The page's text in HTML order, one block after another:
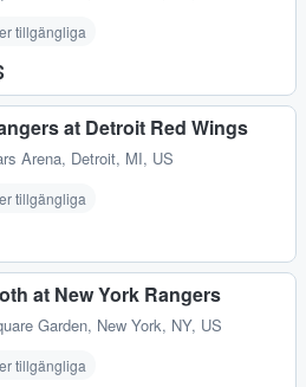
tillgängliga
at Detroit Red Wings
Arena, Detroit, MI, US
tillgängliga
at New York Rangers
Garden, New York, NY, US
tillgängliga